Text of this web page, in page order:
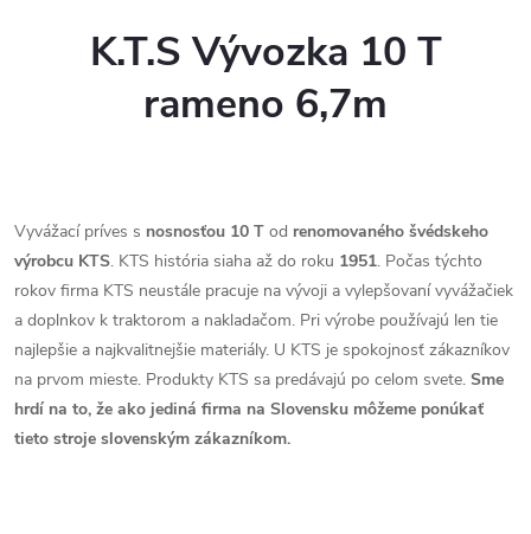
K.T.S Vývozka 10 T
rameno 6,7m
Vyvážací príves s nosnosťou 10 T od renomovaného švédskeho
výrobcu KTS. KTS história siaha až do roku 1951. Počas týchto
rokov firma KTS neustále pracuje na vývoji a vylepšovaní vyvážačiek
a doplnkov k traktorom a nakladačom. Pri výrobe používajú len tie
najlepšie a najkvalitnejšie materiály. U KTS je spokojnosť zákazníkov
na prvom mieste. Produkty KTS sa predávajú po celom svete. Sme
hrdí na to, že ako jediná firma na Slovensku môžeme ponúkať
tieto stroje slovenským zákazníkom.